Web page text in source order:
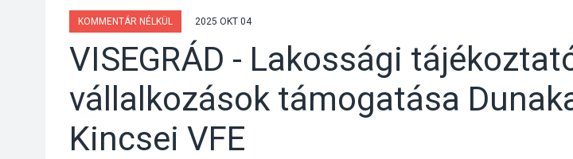
KOMMENTÁR NÉLKÜL 2025 OKT 04
VISEGRÁD - Lakossági
vállalkozások támogatása
Kincsei VFE